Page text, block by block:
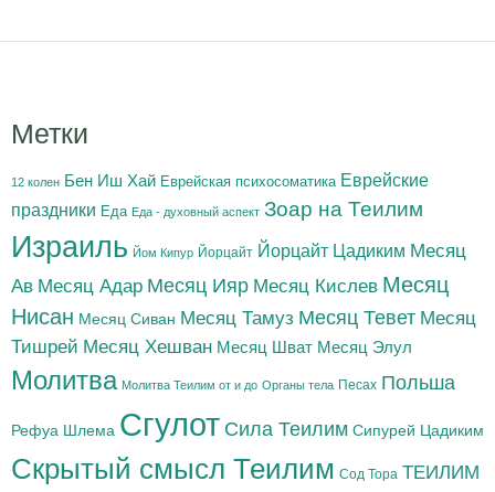
Метки
12 колен Бен Иш Хай Еврейская психосоматика Еврейские
праздники Еда Еда - духовный аспект Зоар на Теилим
Израиль Йом Кипур Йорцайт Йорцайт Цадиким Месяц
Ав Месяц Адар Месяц Ияр Месяц Кислев Месяц
Нисан Месяц Сиван Месяц Тамуз Месяц Тевет Месяц
Тишрей Месяц Хешван Месяц Шват Месяц Элул
Молитва Молитва Теилим от и до Органы тела Песах Польша
Рефуа Шлема Сгулот Сила Теилим Сипурей Цадиким
Скрытый смысл Теилим Сод Тора ТЕИЛИМ